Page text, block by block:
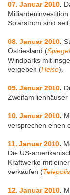
07. Januar 2010.
Solarstrom sind
08. Januar 2010.
Ostriesland (Spiegel
Windparks mit
vergeben (Heise).
09. Januar 2010.
10. Januar 2010.
versprechen einen
11. Januar 2010.
Die US-
Kraftwerke mit
verkaufen (Telepolis
12. Januar 2010.